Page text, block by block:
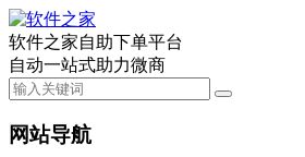
软件之家自助下单平台
自动一站式助力微商
网站导航